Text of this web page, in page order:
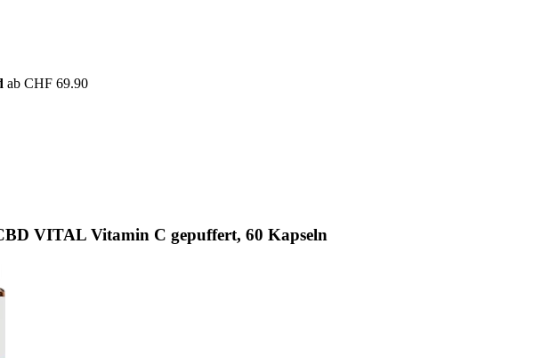
ab CHF 69.90
VITAL Vitamin C gepuffert, 60 Kapseln